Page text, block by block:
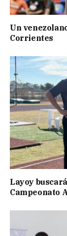
Un
Corrientes
Layoy
Campeonato